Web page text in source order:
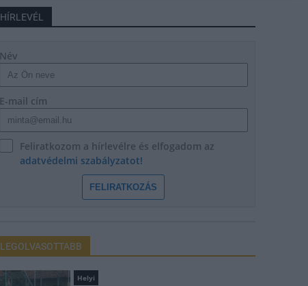
HÍRLEVÉL
Név
E-mail cím
Feliratkozom a hírlevélre és elfogadom az
adatvédelmi szabályzatot!
FELIRATKOZÁS
LEGOLVASOTTABB
Helyi